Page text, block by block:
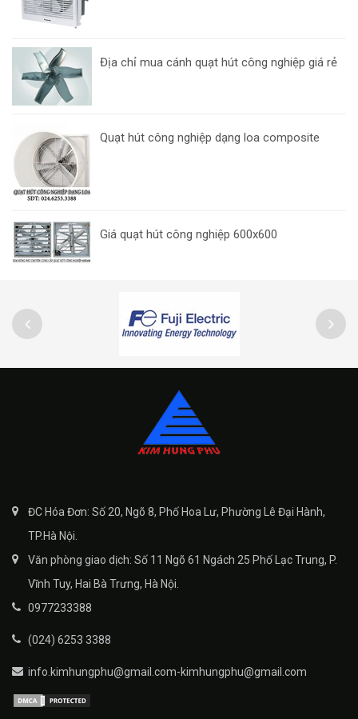
Địa chỉ mua cánh quạt hút công nghiệp giá rẻ
Quạt hút công nghiệp dạng loa composite
Giá quạt hút công nghiệp 600x600
ĐC Hóa Đơn: Số 20, Ngõ 8, Phố Hoa Lư, Phường Lê Đại Hành,
TP.Hà Nội.
Văn phòng giao dịch: Số 11 Ngõ 61 Ngách 25 Phố Lạc Trung, P.
Vĩnh Tuy, Hai Bà Trưng, Hà Nội.
0977233388
(024) 6253 3388
info.kimhungphu@gmail.com-kimhungphu@gmail.com